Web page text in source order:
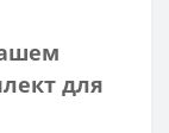
для